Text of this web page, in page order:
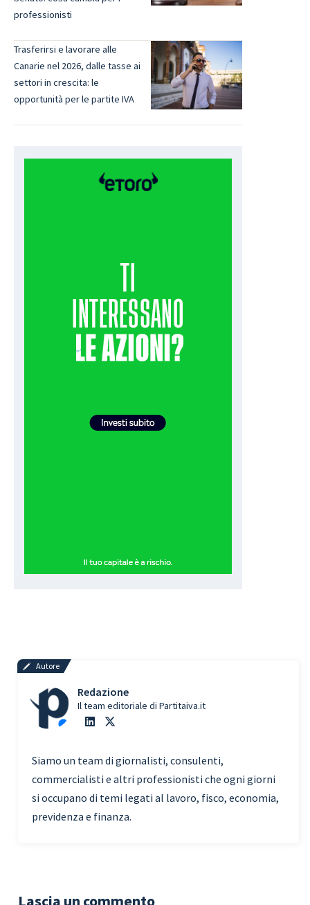
professionisti
Trasferirsi e lavorare alle
Canarie nel 2026, dalle tasse ai
settori in crescita: le
opportunità per le partite IVA
Autore
Redazione
Il team editoriale di Partitaiva.it
Siamo un team di giornalisti, consulenti,
commercialisti e altri professionisti che ogni giorni
si occupano di temi legati al lavoro, fisco, economia,
previdenza e finanza.
Lascia un commento